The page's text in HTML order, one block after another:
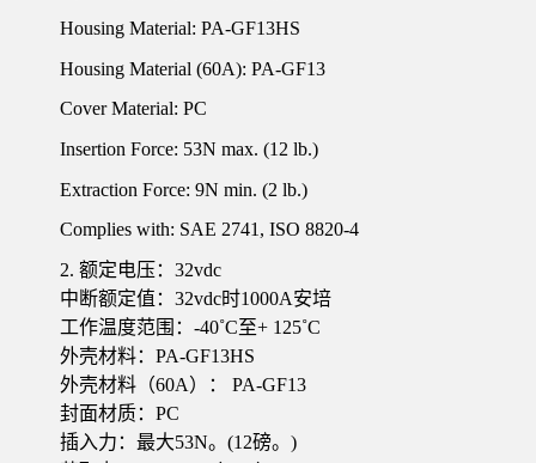
Housing Material: PA-GF13HS
Housing Material (60A): PA-GF13
Cover Material: PC
Insertion Force: 53N max. (12 lb.)
Extraction Force: 9N min. (2 lb.)
Complies with: SAE 2741, ISO 8820-4
2. 额定电压：32vdc
中断额定值：32vdc时1000A安培
工作温度范围：-40˚C至+ 125˚C
外壳材料：PA-GF13HS
外壳材料（60A）： PA-GF13
封面材质：PC
插入力：最大53N。(12磅。)